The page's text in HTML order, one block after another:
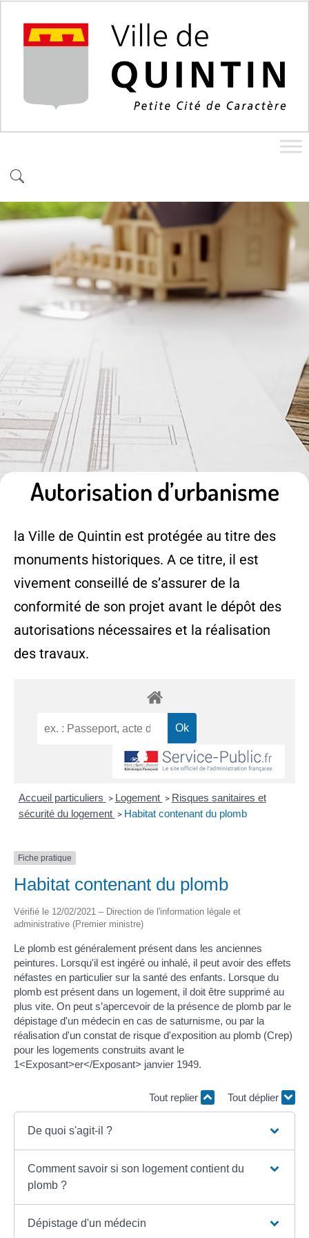
Autorisation d’urbanisme
la Ville de Quintin est protégée au titre des
monuments historiques. A ce titre, il est
vivement conseillé de s’assurer de la
conformité de son projet avant le dépôt des
autorisations nécessaires et la réalisation
des travaux.
Accueil particuliers > Logement > Risques sanitaires et
sécurité du logement > Habitat contenant du plomb
Fiche pratique
Habitat contenant du plomb
Vérifié le 12/02/2021 – Direction de l'information légale et
administrative (Premier ministre)
Le plomb est généralement présent dans les anciennes
peintures. Lorsqu'il est ingéré ou inhalé, il peut avoir des effets
néfastes en particulier sur la santé des enfants. Lorsque du
plomb est présent dans un logement, il doit être supprimé au
plus vite. On peut s’apercevoir de la présence de plomb par le
dépistage d'un médecin en cas de saturnisme, ou par la
réalisation d'un constat de risque d'exposition au plomb (Crep)
pour les logements construits avant le
1<Exposant>er</Exposant> janvier 1949.
Tout replier Tout déplier
De quoi s'agit-il ?
Comment savoir si son logement contient du
plomb ?
Dépistage d'un médecin